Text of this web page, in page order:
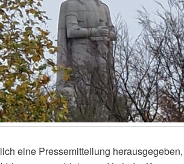
eine Pressemitteilung